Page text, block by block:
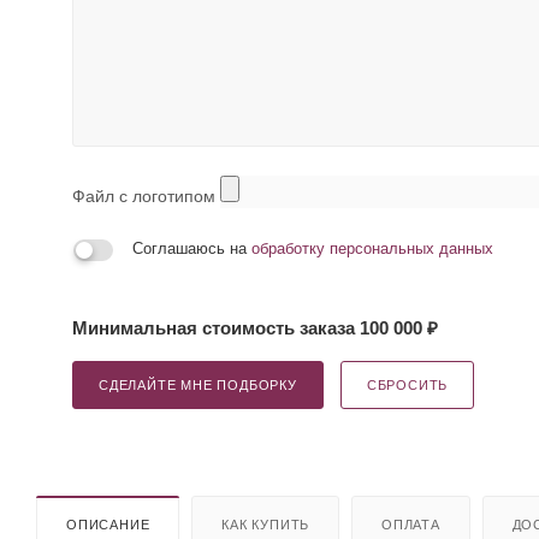
Файл с логотипом
Соглашаюсь на обработку персональных данных
Минимальная стоимость заказа 100 000 ₽
СДЕЛАЙТЕ МНЕ ПОДБОРКУ СБРОСИТЬ
ОПИСАНИЕ КАК КУПИТЬ ОПЛАТА